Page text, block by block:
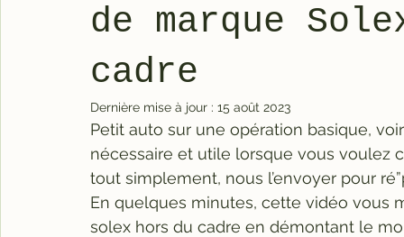
de marque
cadre
Dernière mise à jour : 15 août 2023
Petit auto sur une opération basique,
nécessaire et utile lorsque vous voulez
tout simplement, nous l’envoyer pour
En quelques minutes, cette vidéo
solex hors du cadre en démontant le